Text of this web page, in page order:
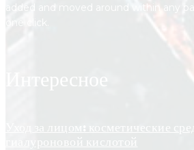
added and moved around within any
Интересное
Уход за лицом: косметические
гиалуроновой кислотой